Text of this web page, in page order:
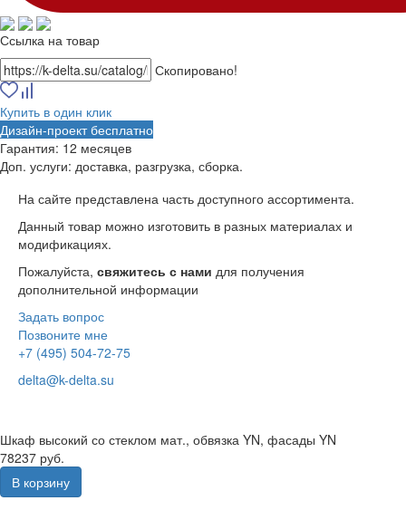
Ссылка на товар
Скопировано!
Купить в один клик
Дизайн-проект бесплатно
Гарантия: 12 месяцев
Доп. услуги: доставка, разгрузка, сборка.
На сайте представлена часть доступного ассортимента.
Данный товар можно изготовить в разных материалах и
модификациях.
Пожалуйста, свяжитесь с нами для получения
дополнительной информации
Задать вопрос
Позвоните мне
+7 (495) 504-72-75
delta@k-delta.su
Шкаф высокий со стеклом мат., обвязка YN, фасады YN
78237 руб.
В корзину